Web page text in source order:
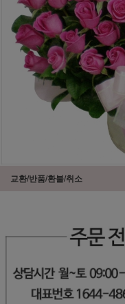
교환/반품/환불/취소